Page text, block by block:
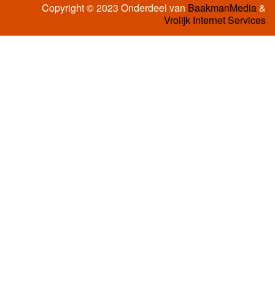
Copyright © 2023 Onderdeel van BaakmanMedia&
Vrolijk Internet Services